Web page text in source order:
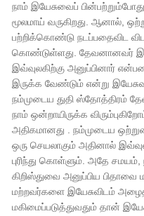
நாம் இயேசுவைப்
மூலமாய் வருகிறது. ஆனால்,
பற்றிக்கொண்டு நடப்பதைவிட
கொண்டுள்ளது. தேவனானவர்
இவ்வுலகிற்கு அனுப்பினார்
இருக்க வேண்டும் என்று
நம்முடைய துதி ஸ்தோத்திரம்
நாம் ஒன்றாயிருக்க
அதிகமானது . நம்முடைய
ஒரு செயலாகும் அதினால்
புரிந்து கொள்ளும். அதே சமயம்,
கிறிஸ்துவை அனுப்பிய
மற்றவர்களை இயேசுவிடம்
மகிமைப்படுத்துவதும் தான்